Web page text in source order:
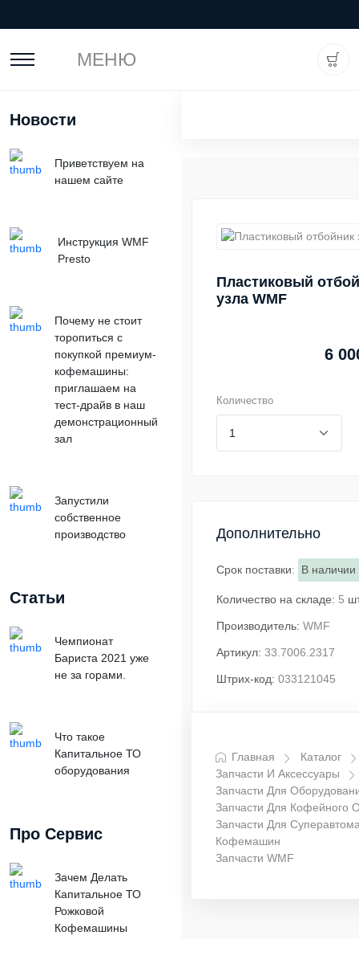
МЕНЮ
Новости
Приветствуем на
нашем сайте
Инструкция WMF
Presto
Почему не стоит
торопиться с
покупкой премиум-
кофемашины:
приглашаем на
тест-драйв в наш
демонстрационный
зал
Запустили
собственное
производство
Статьи
Чемпионат
Бариста 2021 уже
не за горами.
Что такое
Капитальное ТО
оборудования
Про Сервис
Зачем Делать
Капитальное ТО
Рожковой
Кофемашины
Пластиковый
узла WMF
6
Количество
Дополнительно
Срок поставки: В наличии
Количество на складе: 5
Производитель: WMF
Артикул: 33.7006.2317
Штрих-код: 033121045
Главная
Каталог
Запчасти И Аксессуары
Запчасти Для
Запчасти Для Кофейного
Запчасти Для
Кофемашин
Запчасти WMF